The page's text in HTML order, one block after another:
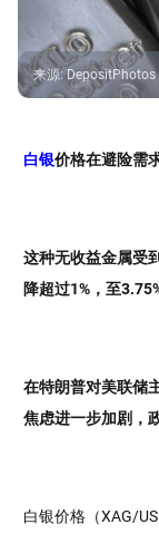
来源:DepositPhotos
白银价格在避险需
这种无收益金属受
降超过1%，至3.75%
在特朗普对美联储
焦虑进一步加剧，
白银价格（XAG/